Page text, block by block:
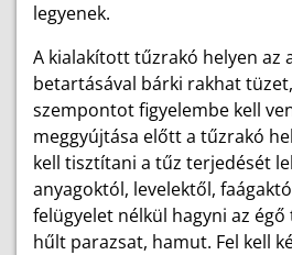
legyenek.
A kialakított tűzrakó helyen az
betartásával bárki rakhat
szempontot figyelembe kell
meggyújtása előtt a tűzrakó
kell tisztítani a tűz terjedését
anyagoktól, levelektől,
felügyelet nélkül hagyni az
hűlt parazsat, hamut. Fel kell